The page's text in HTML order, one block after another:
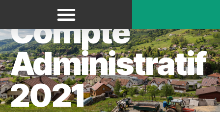
Compte
Administratif
2021